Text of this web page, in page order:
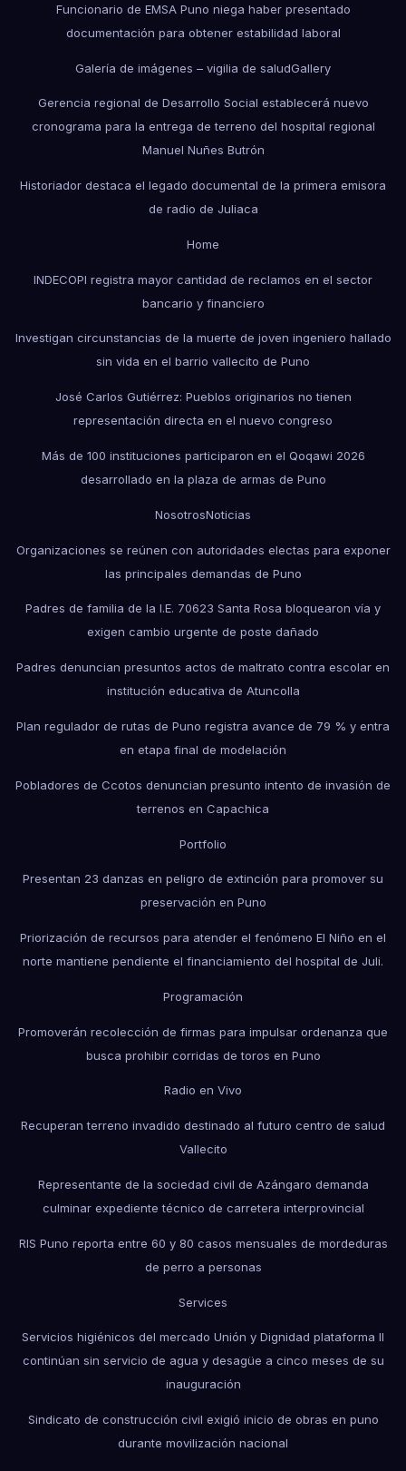
Funcionario de EMSA Puno niega haber presentado
documentación para obtener estabilidad laboral
Galería de imágenes – vigilia de saludGallery
Gerencia regional de Desarrollo Social establecerá nuevo
cronograma para la entrega de terreno del hospital regional
Manuel Nuñes Butrón
Historiador destaca el legado documental de la primera emisora
de radio de Juliaca
Home
INDECOPI registra mayor cantidad de reclamos en el sector
bancario y financiero
Investigan circunstancias de la muerte de joven ingeniero hallado
sin vida en el barrio vallecito de Puno
José Carlos Gutiérrez: Pueblos originarios no tienen
representación directa en el nuevo congreso
Más de 100 instituciones participaron en el Qoqawi 2026
desarrollado en la plaza de armas de Puno
NosotrosNoticias
Organizaciones se reúnen con autoridades electas para exponer
las principales demandas de Puno
Padres de familia de la I.E. 70623 Santa Rosa bloquearon vía y
exigen cambio urgente de poste dañado
Padres denuncian presuntos actos de maltrato contra escolar en
institución educativa de Atuncolla
Plan regulador de rutas de Puno registra avance de 79 % y entra
en etapa final de modelación
Pobladores de Ccotos denuncian presunto intento de invasión de
terrenos en Capachica
Portfolio
Presentan 23 danzas en peligro de extinción para promover su
preservación en Puno
Priorización de recursos para atender el fenómeno El Niño en el
norte mantiene pendiente el financiamiento del hospital de Juli.
Programación
Promoverán recolección de firmas para impulsar ordenanza que
busca prohibir corridas de toros en Puno
Radio en Vivo
Recuperan terreno invadido destinado al futuro centro de salud
Vallecito
Representante de la sociedad civil de Azángaro demanda
culminar expediente técnico de carretera interprovincial
RIS Puno reporta entre 60 y 80 casos mensuales de mordeduras
de perro a personas
Services
Servicios higiénicos del mercado Unión y Dignidad plataforma II
continúan sin servicio de agua y desagüe a cinco meses de su
inauguración
Sindicato de construcción civil exigió inicio de obras en puno
durante movilización nacional